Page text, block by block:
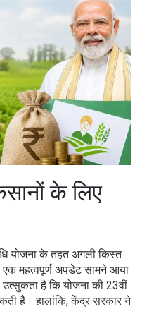
के लिए
योजना के तहत अगली किस्त
एक महत्वपूर्ण अपडेट सामने आया
है कि योजना की 23वीं
है। हालांकि, केंद्र सरकार ने